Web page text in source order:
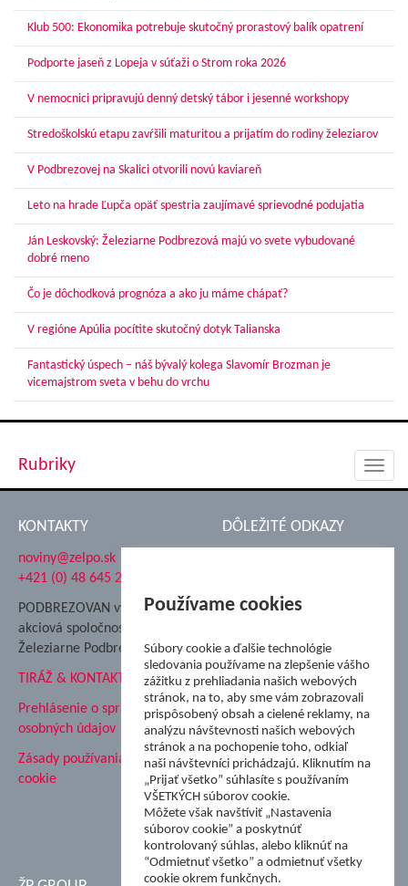
Klub 500: Ekonomika potrebuje skutočný prorastový balík opatrení
Podporte jaseň z Lopeja v súťaži o Strom roka 2026
V nemocnici pripravujú denný detský tábor i jesenné workshopy
Stredoškolskú etapu zavŕšili maturitou a prijatím do rodiny železiarov
V Podbrezovej na Skalici otvorili novú kaviareň
Leto na hrade Ľupča opäť spestria zaujímavé sprievodné podujatia
Ján Leskovský: Železiarne Podbrezová majú vo svete vybudované
dobré meno
Čo je dôchodková prognóza a ako ju máme chápať?
V regióne Apúlia pocítite skutočný dotyk Talianska
Fantastický úspech – náš bývalý kolega Slavomír Brozman je
vicemajstrom sveta v behu do vrchu
Rubriky
KONTAKTY
noviny@zelpo.sk
+421 (0) 48 645 2711
PODBREZOVAN vydáva
akciová spoločnosť
Železiarne Podbrezová
TIRÁŽ & KONTAKT
Prehlásenie o spracovaní
osobných údajov
Zásady používania súborov
cookie
DÔLEŽITÉ ODKAZY
Nadácia Železiarne
ŽP Informatika s.r.o.
ŠK Železiarne Podbrezová
Tále a.s.
Používame cookies
Súbory cookie a ďalšie technológie
sledovania používame na zlepšenie vášho
zážitku z prehliadania našich webových
stránok, na to, aby sme vám zobrazovali
prispôsobený obsah a cielené reklamy, na
analýzu návštevnosti našich webových
stránok a na pochopenie toho, odkiaľ
naši návštevníci prichádzajú. Kliknutím na
„Prijať všetko” súhlasíte s používaním
VŠETKÝCH súborov cookie.
Môžete však navštíviť „Nastavenia
súborov cookie” a poskytnúť
kontrolovaný súhlas, alebo kliknúť na
“Odmietnuť všetko” a odmietnuť všetky
cookie okrem funkčnych.